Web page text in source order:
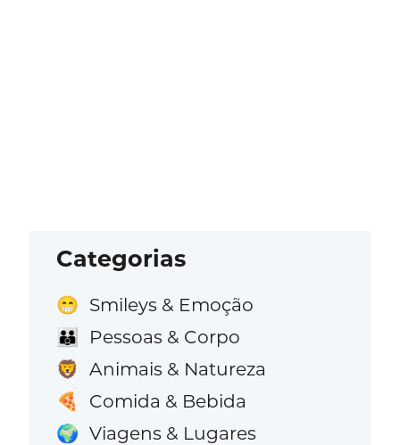
Categorias
😁 Smileys & Emoção
👪 Pessoas & Corpo
🦁 Animais & Natureza
🍕 Comida & Bebida
🌍 Viagens & Lugares